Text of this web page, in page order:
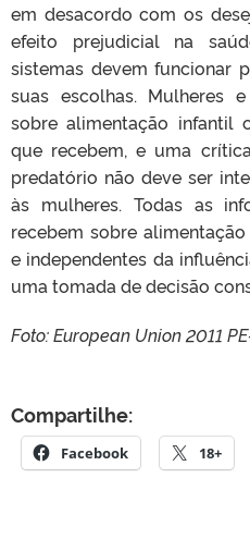
em desacordo com os
efeito prejudicial na
sistemas devem funcionar
suas escolhas. Mulheres
sobre alimentação infantil
que recebem, e uma
predatório não deve ser
às mulheres. Todas as
recebem sobre
e independentes da
uma tomada de decisão
Foto: European Union 2011
Compartilhe:
Facebook 18+